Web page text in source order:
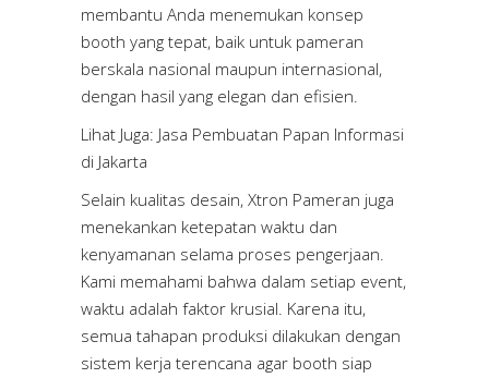
membantu Anda menemukan konsep
booth yang tepat, baik untuk pameran
berskala nasional maupun internasional,
dengan hasil yang elegan dan efisien.
Lihat Juga: Jasa Pembuatan Papan Informasi
di Jakarta
Selain kualitas desain, Xtron Pameran juga
menekankan ketepatan waktu dan
kenyamanan selama proses pengerjaan.
Kami memahami bahwa dalam setiap event,
waktu adalah faktor krusial. Karena itu,
semua tahapan produksi dilakukan dengan
sistem kerja terencana agar booth siap